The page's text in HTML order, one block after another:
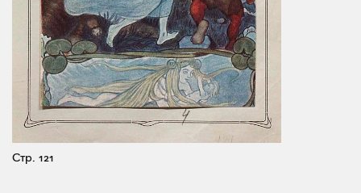
Стр. 121